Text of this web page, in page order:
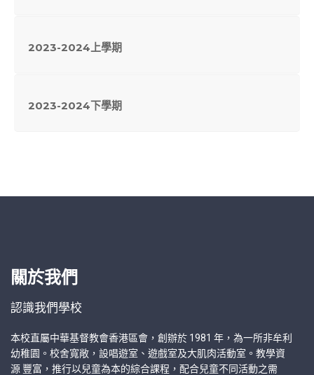
2023-2024上學期
2023-2024下學期
關於我們
認識我們學校
本校直屬中華基督教會香港區會，創辦於 1981 年，為一所非牟利
幼稚園。校舍寬敞，設唱遊室、遊戲室及大肌肉活動室。教學資
源 豐富，推行以兒童為本的綜合課程，配合兒童不同活動之需